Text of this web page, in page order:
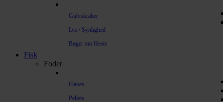
Gulvskraber
Lys / Synlighed
Bøger om Heste
Fisk
Foder
Flakes
Pellets